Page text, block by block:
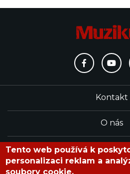
Kontakt
O nás
Redakce
Tento web používá k
personalizaci reklam a
soubory cookie.